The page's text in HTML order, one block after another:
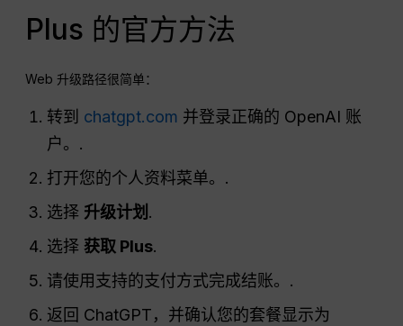
Plus 的官方方法
Web 升级路径很简单：
转到 chatgpt.com 并登录正确的 OpenAI 账
户。.
打开您的个人资料菜单。.
选择 升级计划 .
选择 获取 Plus.
请使用支持的支付方式完成结账。.
返回 ChatGPT，并确认您的套餐显示为